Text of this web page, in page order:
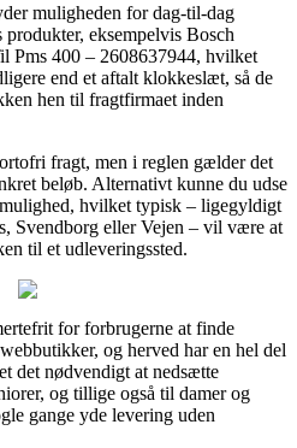
muligheden for dag-til-dag
eksempelvis Bosch
Pms 400 – 2608637944, hvilket
end et aftalt klokkeslæt, så de
hen til fragtfirmaet inden
fragt, men i reglen gælder det
beløb. Alternativt kunne du udse
hvilket typisk – ligegyldigt
Svendborg eller Vejen – vil være at
til et udleveringssted.
for forbrugerne at finde
og herved har en hel del
det nødvendigt at nedsætte
og tillige også til damer og
gange yde levering uden